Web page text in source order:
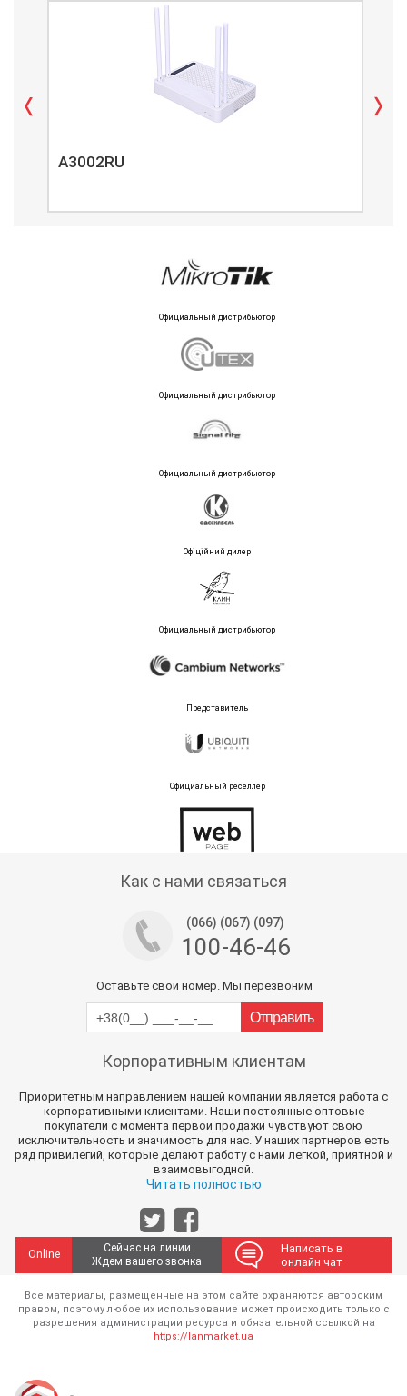
A3002RU
Официальный дистрибьютор
Официальный дистрибьютор
Официальный дистрибьютор
Офіційний дилер
Официальный дистрибьютор
Представитель
Официальный реселлер
Как с нами связаться
(066) (067) (097)
100-46-46
Оставьте свой номер. Мы перезвоним
Корпоративным клиентам
Приоритетным направлением нашей компании является работа с
корпоративными клиентами. Наши постоянные оптовые
покупатели с момента первой продажи чувствуют свою
исключительность и значимость для нас. У наших партнеров есть
ряд привилегий, которые делают работу с нами легкой, приятной и
взаимовыгодной.
Читать полностью
Online
Сейчас на линии
Ждем вашего звонка
Написать в
онлайн чат
Все материалы, размещенные на этом сайте охраняются авторским
правом, поэтому любое их использование может происходить только с
разрешения администрации ресурса и обязательной ссылкой на
https://lanmarket.ua